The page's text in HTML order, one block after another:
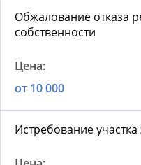
Обжалование отказа
собственности
от 10 000
Истребование